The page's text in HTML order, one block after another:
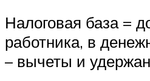
Налоговая база =
работника, в
– вычеты и